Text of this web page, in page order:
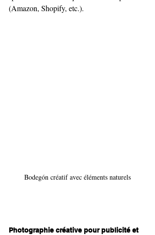
(Amazon, Shopify, etc.).
Bodegón créatif avec éléments naturels
Photographie créative pour publicité et